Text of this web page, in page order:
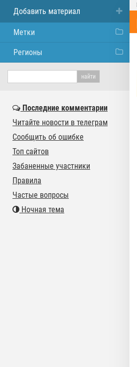
Добавить материал
Метки
Регионы
Последние комментарии
Читайте новости в телеграм
Сообщить об ошибке
Топ сайтов
Забаненные участники
Правила
Частые вопросы
Ночная тема